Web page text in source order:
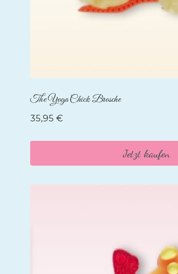
The Yoga Chick Brosche
35,95 €
Jetzt kaufen